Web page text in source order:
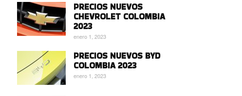
PRECIOS NUEVOS
CHEVROLET COLOMBIA
2023
enero 1, 2023
PRECIOS NUEVOS BYD
COLOMBIA 2023
enero 1, 2023